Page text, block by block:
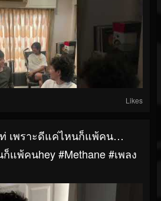
Likes
ท่ เพราะดีแค่ไหนก็แพ้คน…
แพ้คนhey #methane #เพลง